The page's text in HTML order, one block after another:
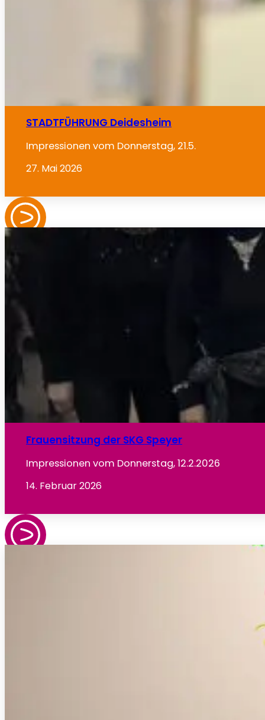
STADTFÜHRUNG Deidesheim
Impressionen vom Donnerstag, 21.5.
27. Mai 2026
Frauensitzung der SKG Speyer
Impressionen vom Donnerstag, 12.2.2026
14. Februar 2026